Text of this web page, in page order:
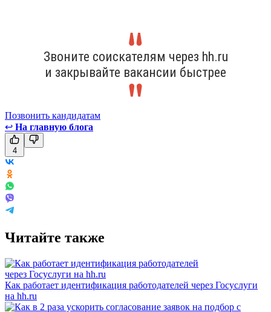
Звоните соискателям через hh.ru
и закрывайте вакансии быстрее
Позвонить кандидатам
↩ На главную блога
4
Читайте также
Как работает идентификация работодателей через Госуслуги
на hh.ru